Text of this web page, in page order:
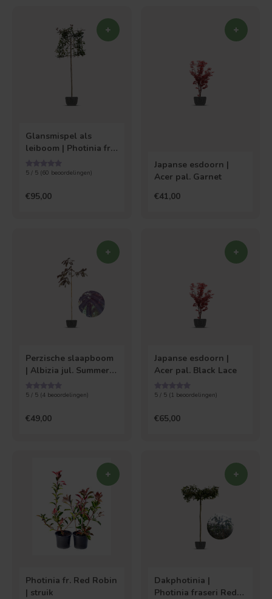
Glansmispel als
leiboom | Photinia fr.
5 / 5 (60 beoordelingen)
€95,00
Japanse esdoorn |
Acer pal. Garnet
€41,00
Perzische slaapboom
| Albizia jul. Summer
5 / 5 (4 beoordelingen)
€49,00
Japanse esdoorn |
Acer pal. Black Lace
5 / 5 (1 beoordelingen)
€65,00
Photinia fr. Red Robin
| struik
Dakphotinia |
Photinia fraseri Red